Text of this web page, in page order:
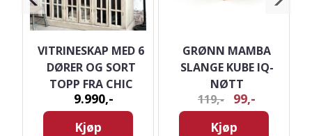
VITRINESKAP MED 6
DØRER OG SORT
TOPP FRA CHIC
ANTIQUE
9.990,-
Kjøp
GRØNN MAMBA
SLANGE KUBE IQ-
NØTT
119,-
99,-
Kjøp